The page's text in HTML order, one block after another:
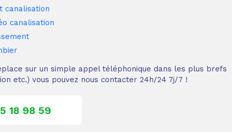
canalisation
canalisation
sur un simple appel téléphonique dans les plus brefs
etc.) vous pouvez nous contacter 24h/24 7j/7 !
18 98 59